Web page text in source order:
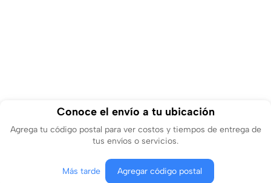
Conoce el envío a tu ubicación
Agrega tu código postal para ver costos y tiempos de entrega de
tus envíos o servicios.
Más tarde Agregar código postal
Agregar al carrito Comprar ahora